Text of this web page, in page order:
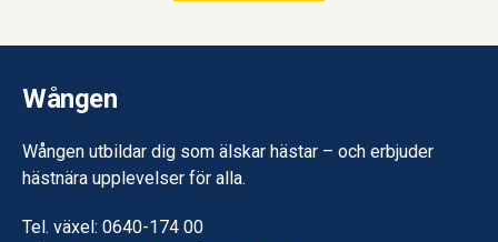
Wången
Wången utbildar dig som älskar hästar – och erbjuder
hästnära upplevelser för alla.
Tel. växel: 0640-174 00